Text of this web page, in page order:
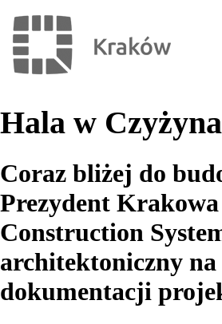
Hala w
Coraz bliżej do
Prezydent
Construction
architektoniczny
dokumentacji